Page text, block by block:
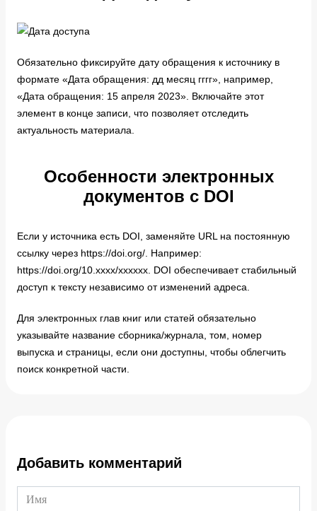
Обязательно фиксируйте дату обращения к источнику в
формате «Дата обращения: дд месяц гггг», например,
«Дата обращения: 15 апреля 2023». Включайте этот
элемент в конце записи, что позволяет отследить
актуальность материала.
Особенности электронных
документов с DOI
Если у источника есть DOI, заменяйте URL на постоянную
ссылку через https://doi.org/. Например:
https://doi.org/10.xxxx/xxxxxx. DOI обеспечивает стабильный
доступ к тексту независимо от изменений адреса.
Для электронных глав книг или статей обязательно
указывайте название сборника/журнала, том, номер
выпускa и страницы, если они доступны, чтобы облегчить
поиск конкретной части.
Добавить комментарий